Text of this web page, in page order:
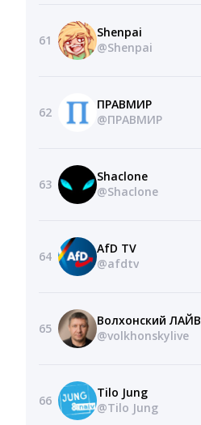
61
Shenpai
@Shenpai
62
ПРАВМИР
@ПРАВМИР
63
Shaclone
@Shaclone
64
AfD TV
@afdtv
65
Волхонский ЛАЙВ
@volkhonskylive
66
Tilo Jung
@Tilo Jung